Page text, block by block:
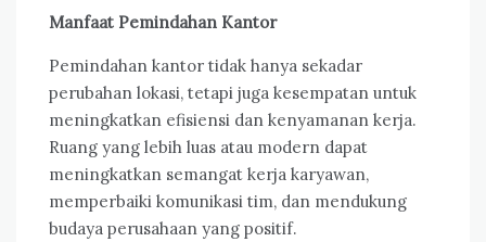
Manfaat Pemindahan Kantor
Pemindahan kantor tidak hanya sekadar
perubahan lokasi, tetapi juga kesempatan untuk
meningkatkan efisiensi dan kenyamanan kerja.
Ruang yang lebih luas atau modern dapat
meningkatkan semangat kerja karyawan,
memperbaiki komunikasi tim, dan mendukung
budaya perusahaan yang positif.